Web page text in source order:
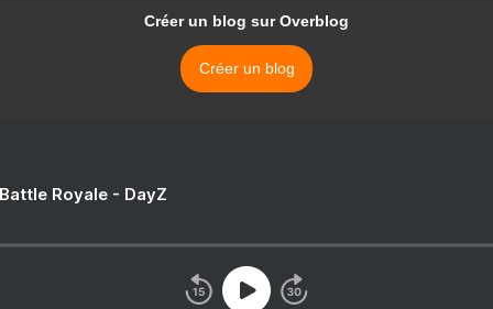
Créer un blog sur Overblog
Créer un blog
Royale - DayZ